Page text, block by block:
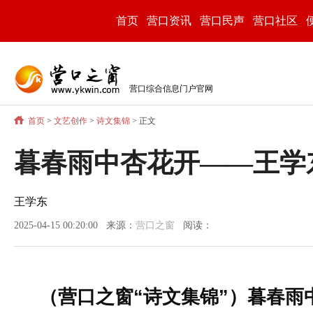
首页 营口资讯 营口民声 营口社区
营口综合信息门户官网
首页 > 文艺创作 > 诗文集锦 > 正文
暮春雨中杏花开——王学
王学东
2025-04-15 00:20:00 来源： 营口之窗 阅读：
（营口之窗“诗文集锦”）暮春雨